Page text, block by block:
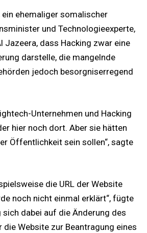
ehemaliger somalischer
und Technologieexperte,
Jazeera, dass Hacking zwar eine
darstelle, die mangelnde
jedoch besorgniserregend
Unternehmen und Hacking
hier noch dort. Aber sie hätten
Öffentlichkeit sein sollen“, sagte
die URL der Website
noch nicht einmal erklärt“, fügte
sich dabei auf die Änderung des
die Website zur Beantragung eines